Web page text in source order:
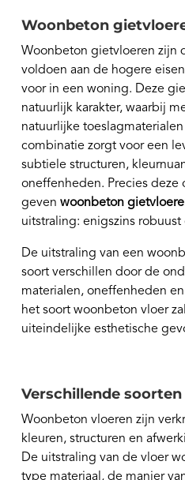
Woonbeton
Woonbeton gietvloeren zijn
voldoen aan de hogere
voor in een woning. Deze
natuurlijk karakter, waarbij
natuurlijke
combinatie zorgt voor een
subtiele structuren,
oneffenheden. Precies
gevenwoonbeton
uitstraling: enigszins
De uitstraling van een
soort verschillen door de
materialen, oneffenheden
het soort woonbeton vloer
uiteindelijke esthetische
Verschillende
Woonbeton vloeren zijn
kleuren, structuren en
De uitstraling van de vloer
type materiaal, de manier